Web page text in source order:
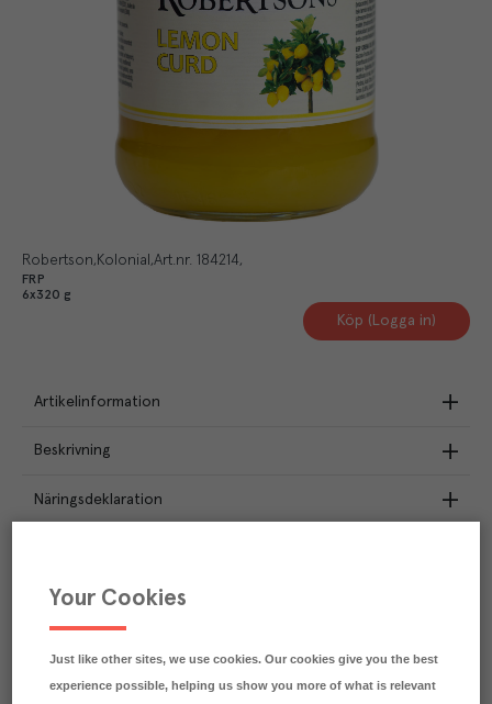
Robertson Kolonial Art.nr. 184214
FRP
6x320 g
Köp (Logga in)
Artikelinformation
Beskrivning
Näringsdeklaration
Varje kilo av varan påverkar klimatet motsvarande
utsläppen av 1.1 kg koldioxid.
Your Cookies
Just like other sites, we use cookies. Our cookies give you the best
experience possible, helping us show you more of what is relevant